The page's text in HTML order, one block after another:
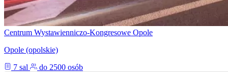
Centrum Wystawienniczo-Kongresowe Opole
Opole (opolskie)
7 sal
do 2500 osób